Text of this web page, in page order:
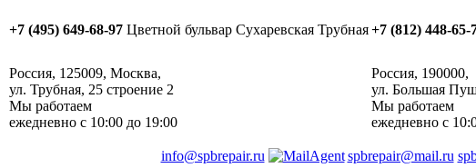
+7 (495) 649-68-97 Цветной бульвар Сухаревская Трубная+7 (812) 448-65-
Россия, 125009, Москва, ‎
ул. Трубная, 25 строение 2
Мы работаем
ежедневно с 10:00 до 19:00
Россия, 190000, ‎
ул. Большая
Мы работаем
ежедневно с
info@spbrepair.ru spbrepair@mail.ru